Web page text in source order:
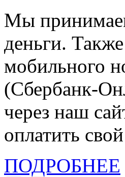
Мы
деньги.
мобильного
(Сбербанк-
через наш
оплатить
ПОДРОБНЕЕ